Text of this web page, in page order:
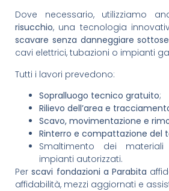
Dove necessario, utilizziamo
risucchio, una tecnologia
scavare senza danneggiare
cavi elettrici, tubazioni o impianti
Tutti i lavori prevedono:
Sopralluogo tecnico gratuito;
Rilievo dell’area e
Scavo, movimentazione e
Rinterro e compattazione del
Smaltimento dei
impianti autorizzati.
Perscavi fondazioni a Parabita
affidabilità, mezzi aggiornati e